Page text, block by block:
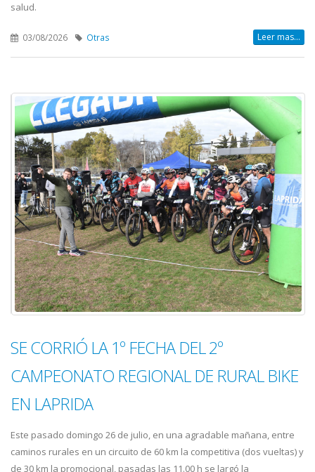
salud.
03/08/2026 Otras Leer mas...
SE CORRIÓ LA 1º FECHA DEL 2º
CAMPEONATO REGIONAL DE RURAL BIKE
EN LAPRIDA
Este pasado domingo 26 de julio, en una agradable mañana, entre
caminos rurales en un circuito de 60 km la competitiva (dos vueltas) y
de 30 km la promocional, pasadas las 11.00 h se largó la